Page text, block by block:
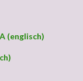
(englisch)